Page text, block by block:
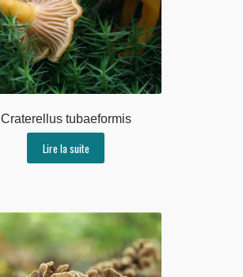
Craterellus tubaeformis
Lire la suite